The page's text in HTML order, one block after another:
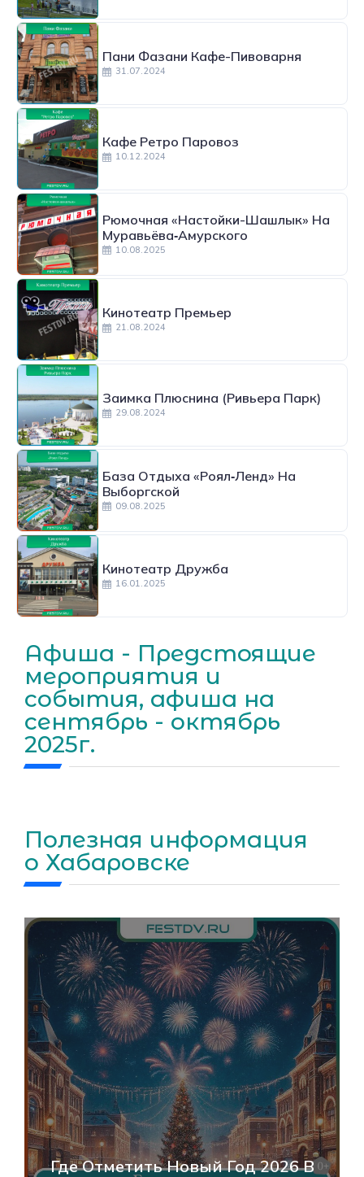
Пани Фазани Кафе-Пивоварня
31.07.2024
Кафе Ретро Паровоз
10.12.2024
Рюмочная «Настойки-Шашлык» На
Муравьёва‑Амурского
10.08.2025
Кинотеатр Премьер
21.08.2024
Заимка Плюснина (Ривьера Парк)
29.08.2024
База Отдыха «Роял‑Ленд» На
Выборгской
09.08.2025
Кинотеатр Дружба
16.01.2025
Афиша - Предстоящие
мероприятия и
события, афиша на
сентябрь - октябрь
2025г.
Полезная информация
о Хабаровске
Где Отметить Новый Год 2026 В